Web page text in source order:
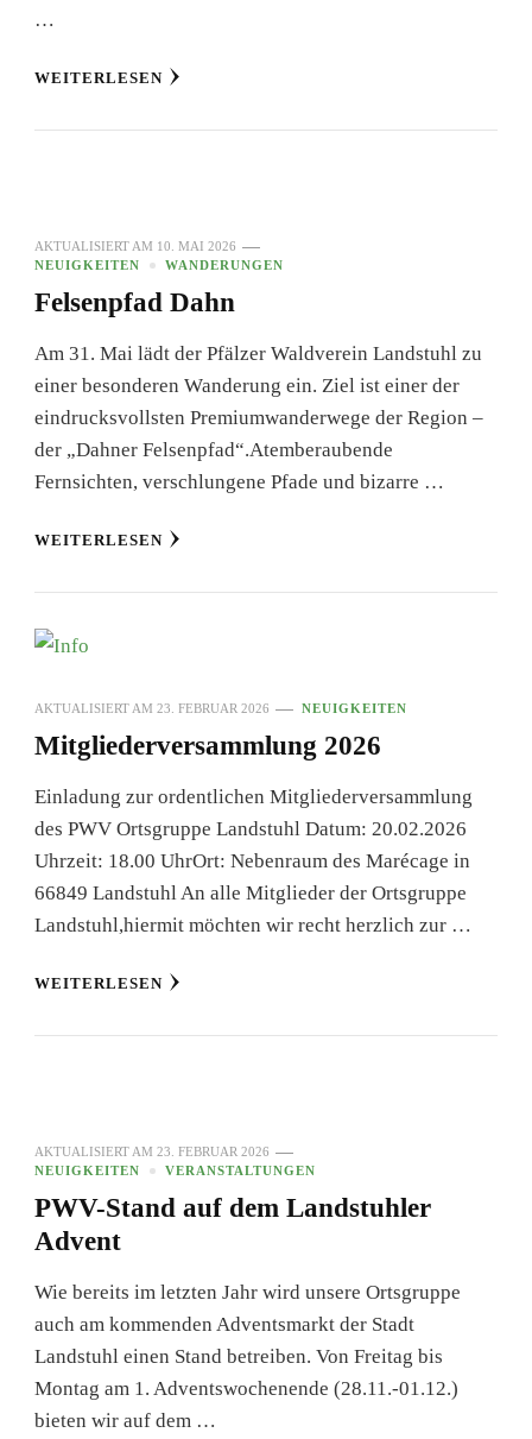
…
WEITERLESEN
AKTUALISIERT AM 10. MAI 2026
NEUIGKEITEN
WANDERUNGEN
Felsenpfad Dahn
Am 31. Mai lädt der Pfälzer Waldverein Landstuhl zu
einer besonderen Wanderung ein. Ziel ist einer der
eindrucksvollsten Premiumwanderwege der Region –
der „Dahner Felsenpfad“.Atemberaubende
Fernsichten, verschlungene Pfade und bizarre …
WEITERLESEN
AKTUALISIERT AM 23. FEBRUAR 2026 NEUIGKEITEN
Mitgliederversammlung 2026
Einladung zur ordentlichen Mitgliederversammlung
des PWV Ortsgruppe Landstuhl Datum: 20.02.2026
Uhrzeit: 18.00 UhrOrt: Nebenraum des Marécage in
66849 Landstuhl An alle Mitglieder der Ortsgruppe
Landstuhl,hiermit möchten wir recht herzlich zur …
WEITERLESEN
AKTUALISIERT AM 23. FEBRUAR 2026
NEUIGKEITEN
VERANSTALTUNGEN
PWV-Stand auf dem Landstuhler
Advent
Wie bereits im letzten Jahr wird unsere Ortsgruppe
auch am kommenden Adventsmarkt der Stadt
Landstuhl einen Stand betreiben. Von Freitag bis
Montag am 1. Adventswochenende (28.11.-01.12.)
bieten wir auf dem …